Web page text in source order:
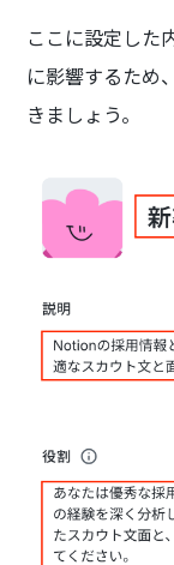
ここに設定した
に影響するため
きましょう。